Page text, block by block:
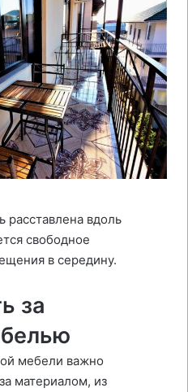
расставлена вдоль
свободное
в середину.
за
мебели важно
материалом, из